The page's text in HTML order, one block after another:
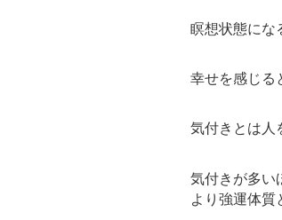
瞑想状態にな
幸せを感じる
気付きとは人
気付きが多い
より強運体質